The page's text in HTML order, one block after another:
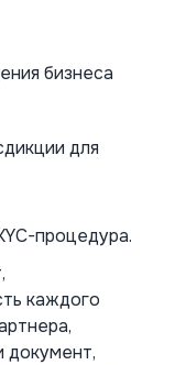
бизнеса
для
процедура.
каждого
документ,